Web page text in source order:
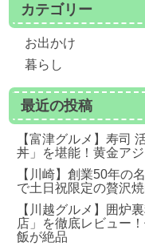
カテゴリー
お出かけ
暮らし
最近の投稿
【富津グルメ】寿司
丼」を堪能！黄金ア
【川崎】創業50年の
で土日祝限定の贅沢
【川越グルメ】囲炉
店」を徹底レビュー
飯が絶品